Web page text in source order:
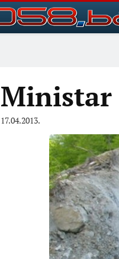
Ministar
17.04.2013.